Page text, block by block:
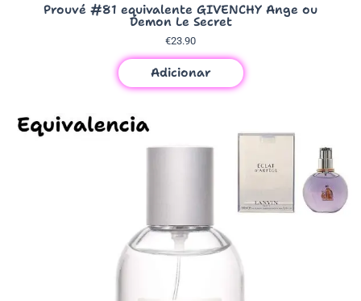
Prouvé #81 equivalente GIVENCHY Ange ou
Demon Le Secret
€23.90
Adicionar